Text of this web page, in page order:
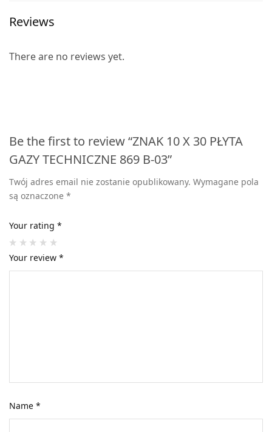
Reviews
There are no reviews yet.
Be the first to review “ZNAK 10 X 30 PŁYTA
GAZY TECHNICZNE 869 B-03”
Twój adres email nie zostanie opublikowany. Wymagane pola
są oznaczone*
Your rating *
Your review*
Name*